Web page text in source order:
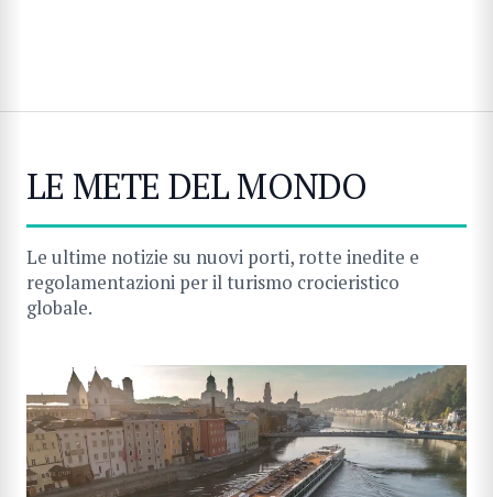
LE METE DEL MONDO
Le ultime notizie su nuovi porti, rotte inedite e
regolamentazioni per il turismo crocieristico
globale.